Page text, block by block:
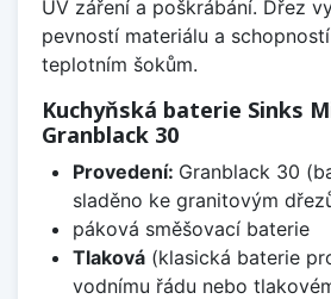
UV záření a poškrábání. Dřez
pevností materiálu a
teplotním šokům.
Kuchyňská baterie Sinks
Granblack 30
Provedení: Granblack 30
sladěno ke granitovým
páková směšovací baterie
Tlaková(klasická baterie
vodnímu řádu nebo